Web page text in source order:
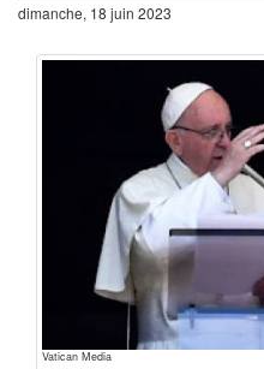
dimanche, 18 juin 2023
Vatican Media